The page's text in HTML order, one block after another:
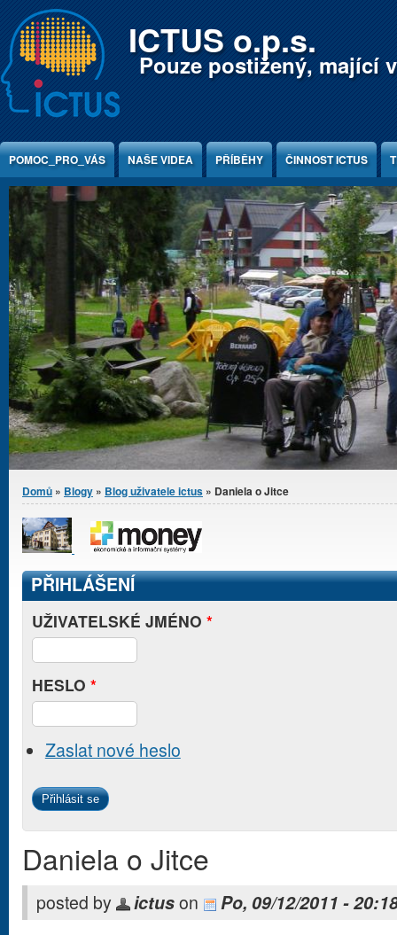
Jump to Content ICTUS o.p.s.
Pouze postižený, mající
POMOC_PRO_VÁS NAŠE VIDEA PŘÍBĚHY ČINNOST ICTUS
Jste zde
Domů » Blogy » Blog uživatele ictus » Daniela o Jitce
PŘIHLÁŠENÍ
UŽIVATELSKÉ JMÉNO *
HESLO *
Zaslat nové heslo
Daniela o Jitce
posted by ictuson
Po, 09/12/2011 -